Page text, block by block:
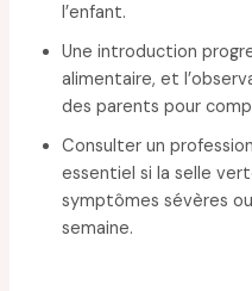
l’enfant.
Une introduction
alimentaire, et
des parents pour
Consulter un
essentiel si la selle
symptômes sévères
semaine.